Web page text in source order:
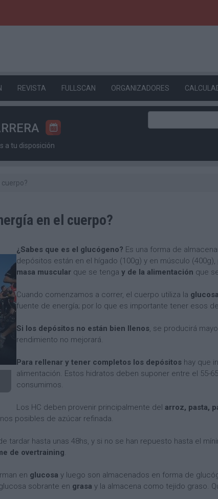
REVISTA FULLSCAN ORGANIZADORES
a tu disposición
en el cuerpo?
¿Sabes que es el glucógeno? Es una forma de
depósitos están en el hígado (100g) y en músculo (400g),
masa muscular que se tenga y de la alimentación que
Cuando comenzamos a correr, el cuerpo utiliza la
fuente de energía; por lo que es importante tener esos
Si los depósitos no están bien llenos, se producirá
rendimiento no mejorará.
Para rellenar y tener completos los depósitos hay que
alimentación. Estos hidratos deben suponer entre el 55-
consumimos.
Los HC deben provenir principalmente del arroz, pasta,
posibles de azúcar refinada.
tardar hasta unas 48hs, y si no se han repuesto hasta el
de overtraining.
en glucosa y luego son almacenados en forma de
sobrante en grasa y la almacena como tejido graso.